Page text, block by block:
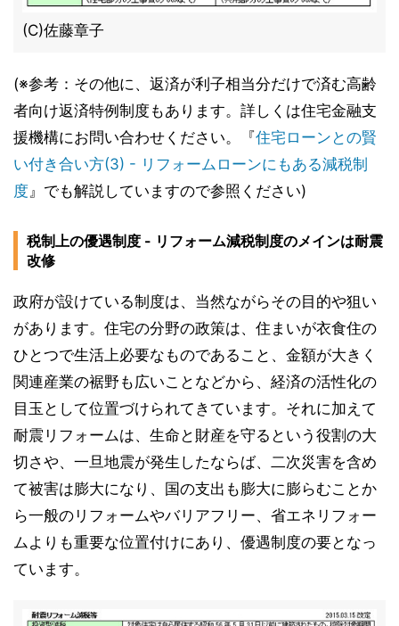
(C)佐藤章子
(※参考：その他に、返済が利子相当分だけで済む高齢
者向け返済特例制度もあります。詳しくは住宅金融支
援機構にお問い合わせください。『住宅ローンとの賢
い付き合い方(3) - リフォームローンにもある減税制
度』でも解説していますので参照ください)
税制上の優遇制度 - リフォーム減税制度のメインは耐震
改修
政府が設けている制度は、当然ながらその目的や狙い
があります。住宅の分野の政策は、住まいが衣食住の
ひとつで生活上必要なものであること、金額が大きく
関連産業の裾野も広いことなどから、経済の活性化の
目玉として位置づけられてきています。それに加えて
耐震リフォームは、生命と財産を守るという役割の大
切さや、一旦地震が発生したならば、二次災害を含め
て被害は膨大になり、国の支出も膨大に膨らむことか
ら一般のリフォームやバリアフリー、省エネリフォー
ムよりも重要な位置付けにあり、優遇制度の要となっ
ています。